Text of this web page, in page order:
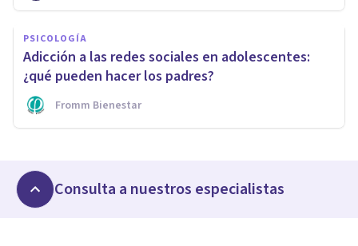
PSICOLOGÍA
Adicción a las redes sociales en adolescentes:
¿qué pueden hacer los padres?
Fromm Bienestar
Consulta a nuestros especialistas